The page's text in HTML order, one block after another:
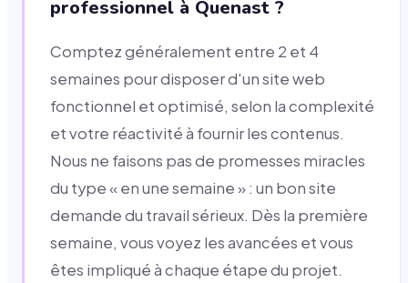
professionnel à Quenast ?
Comptez généralement entre 2 et 4
semaines pour disposer d'un site web
fonctionnel et optimisé, selon la complexité
et votre réactivité à fournir les contenus.
Nous ne faisons pas de promesses miracles
du type « en une semaine » : un bon site
demande du travail sérieux. Dès la première
semaine, vous voyez les avancées et vous
êtes impliqué à chaque étape du projet.